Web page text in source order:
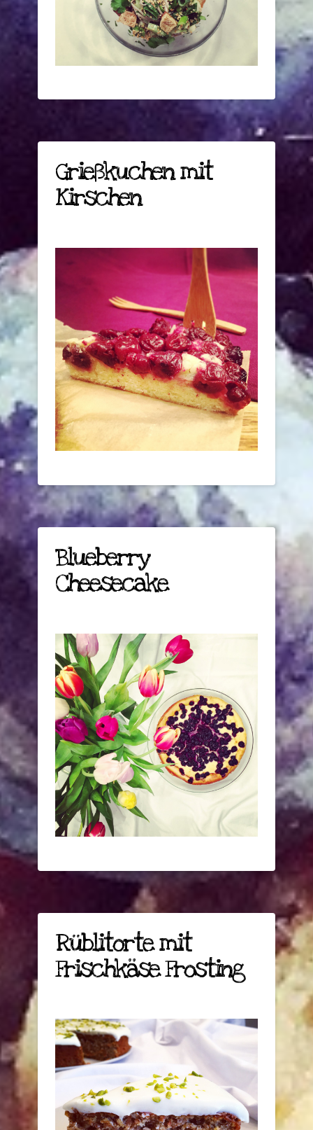
Grießkuchen mit
Kirschen
Blueberry
Cheesecake
Rüblitorte mit
Frischkäse Frosting